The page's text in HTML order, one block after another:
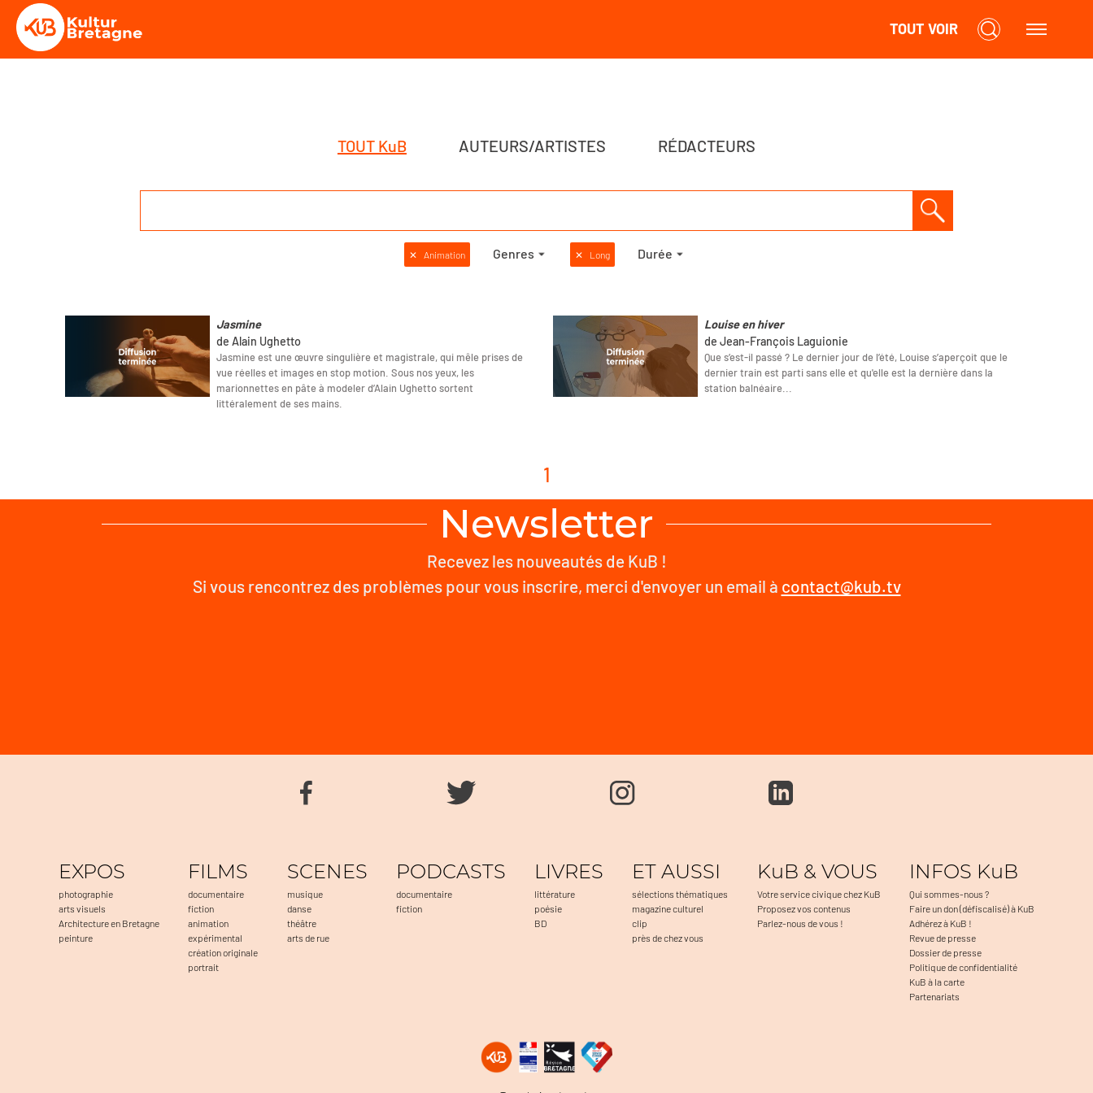
TOUT VOIR
TOUT KuB AUTEURS/ARTISTES RÉDACTEURS
✕ Animation Genres ✕ Long Durée
Jasmine
de Alain Ughetto
Jasmine est une œuvre singulière et magistrale, qui mêle prises de
vue réelles et images en stop motion. Sous nos yeux, les
marionnettes en pâte à modeler d’Alain Ughetto sortent
littéralement de ses mains.
Louise en hiver
de Jean-François Laguionie
Que s’est-il passé ? Le dernier jour de l’été, Louise s’aperçoit que le
dernier train est parti sans elle et qu'elle est la dernière dans la
station balnéaire...
1
Newsletter
Recevez les nouveautés de KuB !
Si vous rencontrez des problèmes pour vous inscrire, merci d'envoyer un email à contact@kub.tv
EXPOS
photographie
arts visuels
Architecture en Bretagne
peinture
FILMS
documentaire
fiction
animation
expérimental
création originale
portrait
SCENES
musique
danse
théâtre
arts de rue
PODCASTS
documentaire
fiction
LIVRES
littérature
poésie
BD
ET AUSSI
sélections thématiques
magazine culturel
clip
près de chez vous
KuB & VOUS
Votre service civique chez KuB
Proposez vos contenus
Parlez-nous de vous !
INFOS KuB
Qui sommes-nous ?
Faire un don (défiscalisé) à KuB
Adhérez à KuB !
Revue de presse
Dossier de presse
Politique de confidentialité
KuB à la carte
Partenariats